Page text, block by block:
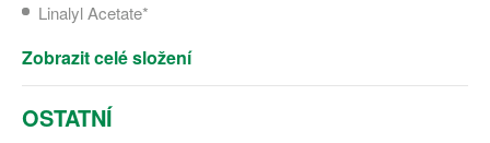
Linalyl Acetate*
Zobrazit celé složení
OSTATNÍ